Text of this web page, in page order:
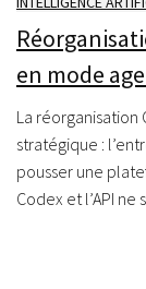
en mode
La réorganisation
stratégique :
pousser une
Codex et l’API ne